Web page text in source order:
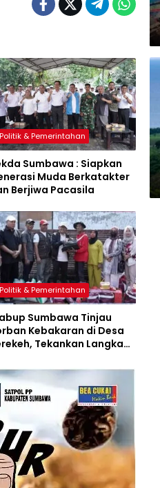
Politik & Pemerintahan
Sumbawa : Siapkan
Muda Berkatakter
Berjiwa Pacasila
Politik & Pemerintahan
Sumbawa Tinjau
Kebakaran di Desa
Tekankan Langkah